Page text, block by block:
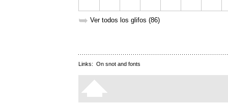
➥ Ver todos los glifos (86)
Links: On snot and fonts